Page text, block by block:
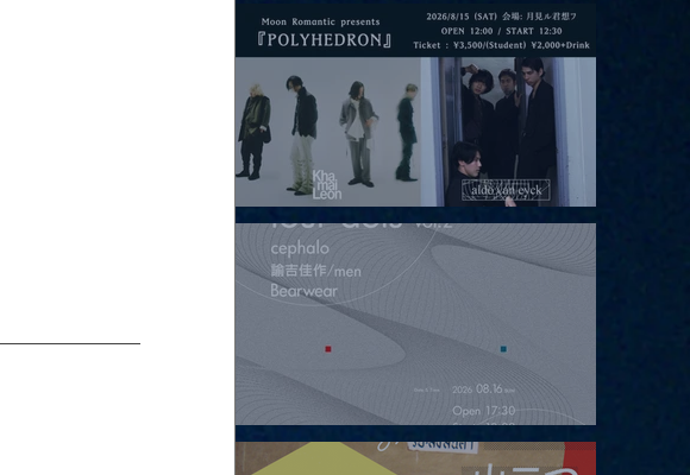
2026.08.15 |【観覧】昼）月見ルpre.『POLYHEDRON』
2026.08.16 |【観覧】夜）four dots vol.2